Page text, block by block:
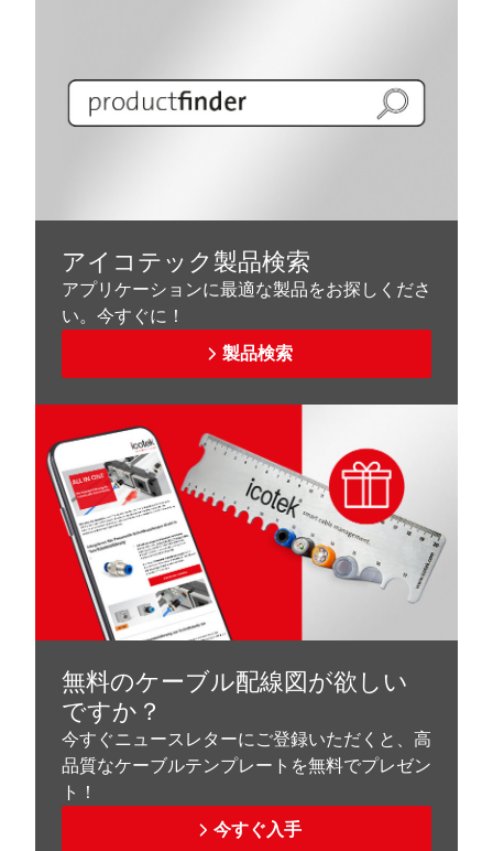
アイコテック製品検索
アプリケーションに最適な製品をお探しくださ
い。今すぐに！
製品検索
無料のケーブル配線図が欲しい
ですか？
今すぐニュースレターにご登録いただくと、高
品質なケーブルテンプレートを無料でプレゼン
ト！
今すぐ入手